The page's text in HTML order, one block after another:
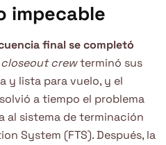
impecable
final se completó
closeout crewterminó sus
y lista para vuelo, y el
a tiempo el problema
al sistema de terminación
System (FTS). Después, la